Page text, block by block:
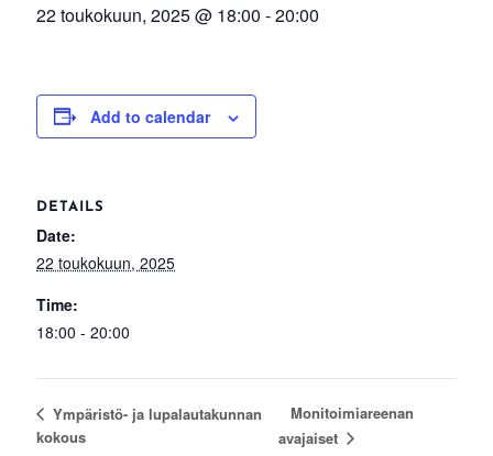
22 toukokuun, 2025 @ 18:00 -20:00
Add to calendar
DETAILS
Date:
22 toukokuun, 2025
Time:
18:00 - 20:00
Ympäristö- ja lupalautakunnan
kokous
Monitoimiareenan
avajaiset